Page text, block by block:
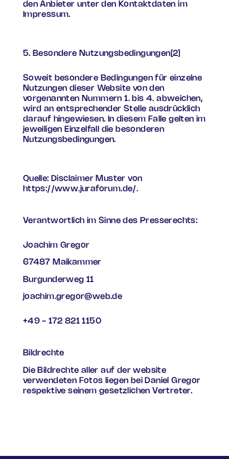
den Anbieter unter den Kontaktdaten im
Impressum.
5. Besondere Nutzungsbedingungen[2]
Soweit besondere Bedingungen für einzelne
Nutzungen dieser Website von den
vorgenannten Nummern 1. bis 4. abweichen,
wird an entsprechender Stelle ausdrücklich
darauf hingewiesen. In diesem Falle gelten im
jeweiligen Einzelfall die besonderen
Nutzungsbedingungen.
Quelle: Disclaimer Muster von
https://www.juraforum.de/.
Verantwortlich im Sinne des Presserechts:
Joachim Gregor
67487 Maikammer
Burgunderweg 11
joachim.gregor@web.de
+49 - 172 821 1150
Bildrechte
Die Bildrechte aller auf der website
verwendeten Fotos liegen bei Daniel Gregor
respektive seinem gesetzlichen Vertreter.